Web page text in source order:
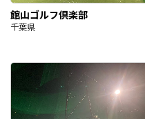
館山ゴルフ倶楽部
千葉県